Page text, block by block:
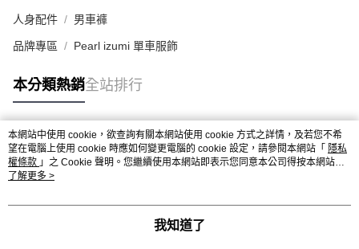
人身配件 男車褲
品牌專區 Pearl izumi 單車服飾
本分類熱銷全站排行
熱門標籤
本網站中使用 cookie，欲查詢有關本網站使用 cookie 方式之詳情，及若您不希
望在電腦上使用 cookie 時應如何變更電腦的 cookie 設定，請參閱本網站「 隱私
權條款 」之 Cookie 聲明。您繼續使用本網站即表示您同意本公司得按本網站使
用條款之 Cookie 聲明使用 cookie。
了解更多 >
我知道了